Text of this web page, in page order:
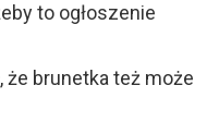
to ogłoszenie
że brunetka też może